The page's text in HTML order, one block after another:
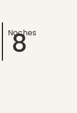
Noches
8